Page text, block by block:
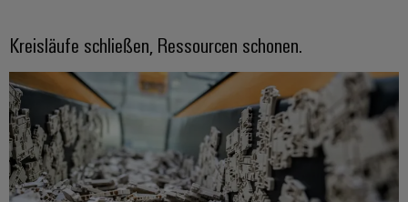
Wasseraufbereitung
Abwasseraufbereitung
Lösungen
für
die
Wasser-
und
Abwasserindustrie
Werkzeuge
Automaten
Software
Markierer
Kreisläufe schließen, Ressourcen schonen.